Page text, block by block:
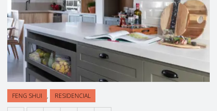
FENG SHUI , RESIDENCIAL